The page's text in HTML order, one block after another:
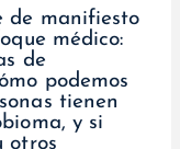
de manifiesto
médico:
de
podemos
tienen
y si
otros